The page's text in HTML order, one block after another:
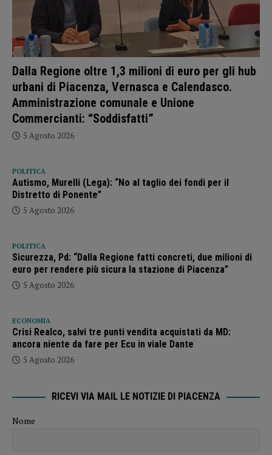
Dalla Regione oltre 1,3 milioni di euro per gli hub
urbani di Piacenza, Vernasca e Calendasco.
Amministrazione comunale e Unione
Commercianti: “Soddisfatti”
5 Agosto 2026
POLITICA
Autismo, Murelli (Lega): “No al taglio dei fondi per il
Distretto di Ponente”
5 Agosto 2026
POLITICA
Sicurezza, Pd: “Dalla Regione fatti concreti, due milioni di
euro per rendere più sicura la stazione di Piacenza”
5 Agosto 2026
ECONOMIA
Crisi Realco, salvi tre punti vendita acquistati da MD:
ancora niente da fare per Ecu in viale Dante
5 Agosto 2026
RICEVI VIA MAIL LE NOTIZIE DI PIACENZA
Nome